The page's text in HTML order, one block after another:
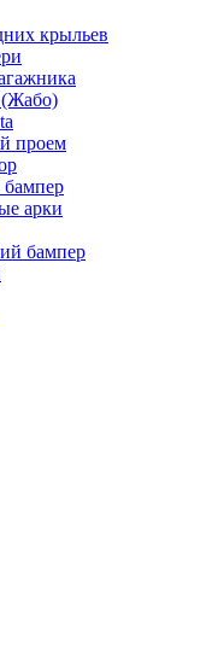
крыльев
(Жабо)
проем
бампер
арки
бампер